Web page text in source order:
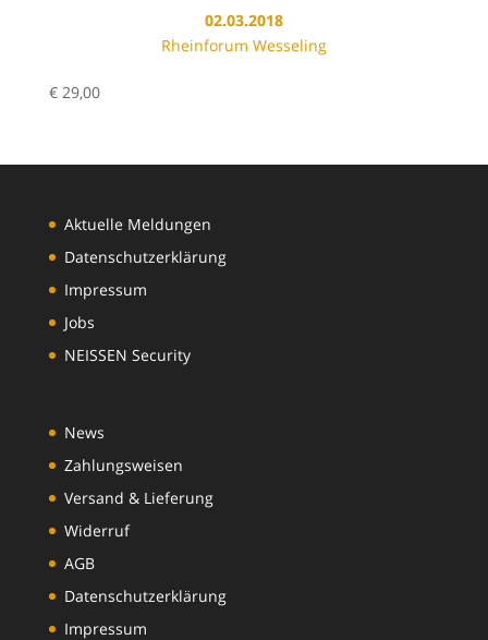
02.03.2018
Rheinforum Wesseling
€29,00
Aktuelle Meldungen
Datenschutzerklärung
Impressum
Jobs
NEISSEN Security
News
Zahlungsweisen
Versand & Lieferung
Widerruf
AGB
Datenschutzerklärung
Impressum